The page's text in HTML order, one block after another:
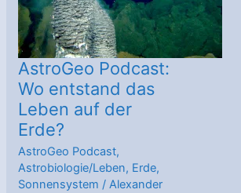
AstroGeo Podcast:
Wo entstand das
Leben auf der
Erde?
AstroGeo Podcast,
Astrobiologie/Leben, Erde,
Sonnensystem /Alexander